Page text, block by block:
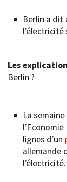
Berlin a dit
Les
Berlin ?
La
lignes d’un
allemande
l’électricité.